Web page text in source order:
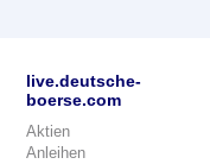
live.deutsche-
boerse.com
Aktien
Anleihen